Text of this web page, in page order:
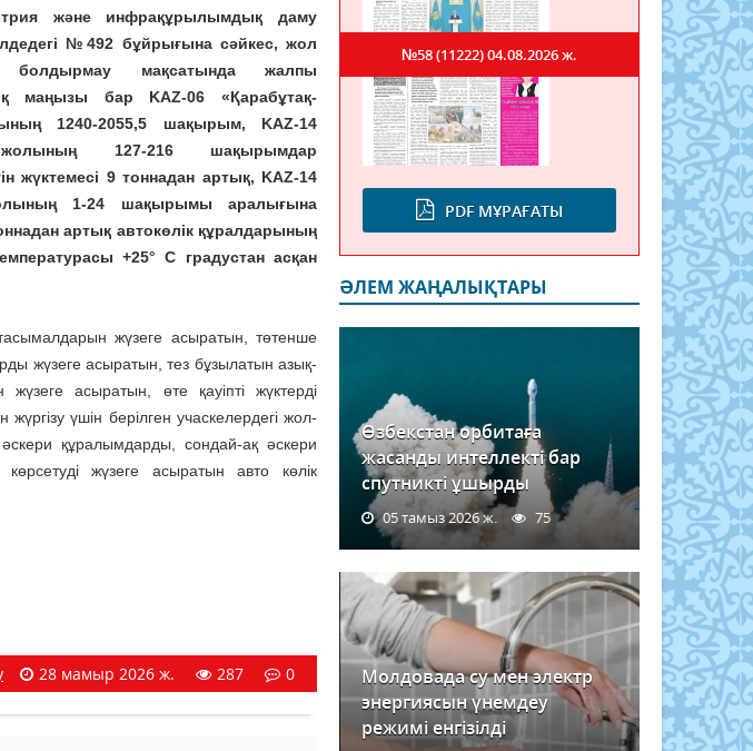
және инфрақұрылымдық даму
№492 бұйрығына сәйкес, жол
болдырмау мақсатында жалпы
маңызы бар KAZ-06 «Қарабұтақ-
1240-2055,5 шақырым, KAZ-14
127-216 шақырымдар
жүктемесі 9 тоннадан артық, KAZ-14
1-24 шақырымы аралығына
артық автокөлік құралдарының
+25° С градустан асқан
жүзеге асыратын, төтенше
жүзеге асыратын, тез бұзылатын азық-
асыратын, өте қауіпті жүктерді
үшін берілген учаскелердегі жол-
құралымдарды, сондай-ақ әскери
жүзеге асыратын авто көлік
28 мамыр 2026 ж. 287 0
PDF МҰРАҒАТЫ
№58 (11222)04.08.2026 ж.
ӘЛЕМ ЖАҢАЛЫҚТАРЫ
Өзбекстан орбитаға
жасанды интеллекті бар
спутникті ұшырды
05 тамыз 2026 ж. 75
Молдовада су мен электр
энергиясын үнемдеу
режимі енгізілді